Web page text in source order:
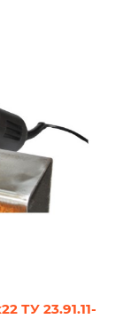
ТУ 23.91.11-